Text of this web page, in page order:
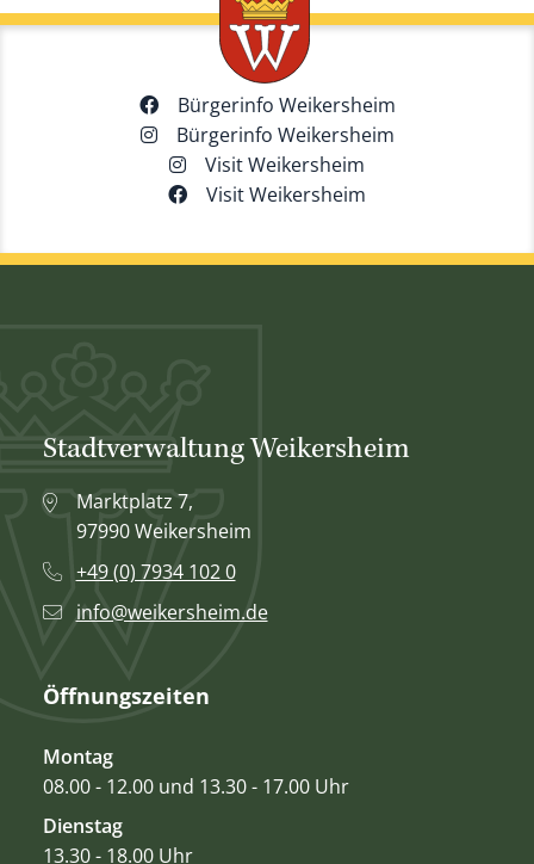
Bürgerinfo Weikersheim
Bürgerinfo Weikersheim
Visit Weikersheim
Visit Weikersheim
Stadtverwaltung Weikersheim
Marktplatz 7,
97990 Weikersheim
+49 (0) 7934 102 0
info@weikersheim.de
Öffnungszeiten
Montag
08.00 - 12.00 und 13.30 - 17.00 Uhr
Dienstag
13.30 - 18.00 Uhr